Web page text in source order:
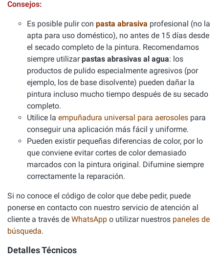
Consejos:
Es posible pulir con pasta abrasiva profesional (no la
apta para uso doméstico), no antes de 15 días desde
el secado completo de la pintura. Recomendamos
siempre utilizarpastas abrasivas al agua: los
productos de pulido especialmente agresivos (por
ejemplo, los de base disolvente) pueden dañar la
pintura incluso mucho tiempo después de su secado
completo.
Utilice la empuñadura universal para aerosoles para
conseguir una aplicación más fácil y uniforme.
Pueden existir pequeñas diferencias de color, por lo
que conviene evitar cortes de color demasiado
marcados con la pintura original. Difumine siempre
correctamente la reparación.
Si no conoce el código de color que debe pedir, puede
ponerse en contacto con nuestro servicio de atención al
cliente a través de WhatsApp o utilizar nuestros paneles de
búsqueda.
Detalles Técnicos